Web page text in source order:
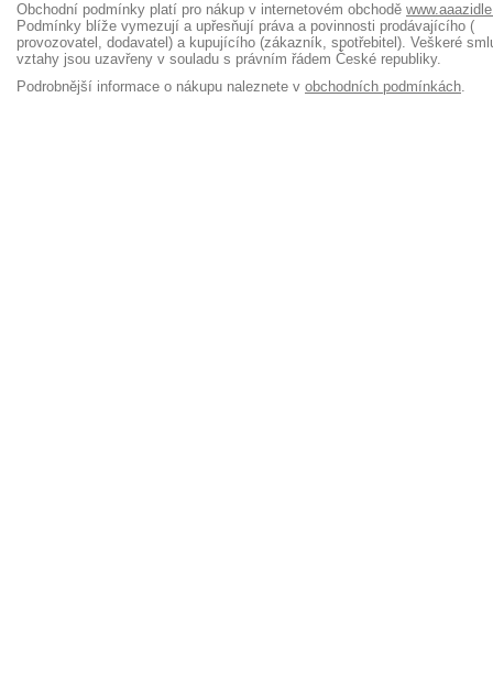
Obchodní podmínky platí pro nákup v internetovém obchodě
Podmínky blíže vymezují a upřesňují práva a povinnosti prodávajícího (
provozovatel, dodavatel) a kupujícího (zákazník, spotřebitel). Veškeré
vztahy jsou uzavřeny v souladu s právním řádem České republiky.
Podrobnější informace o nákupu naleznete v obchodních podmínkách.